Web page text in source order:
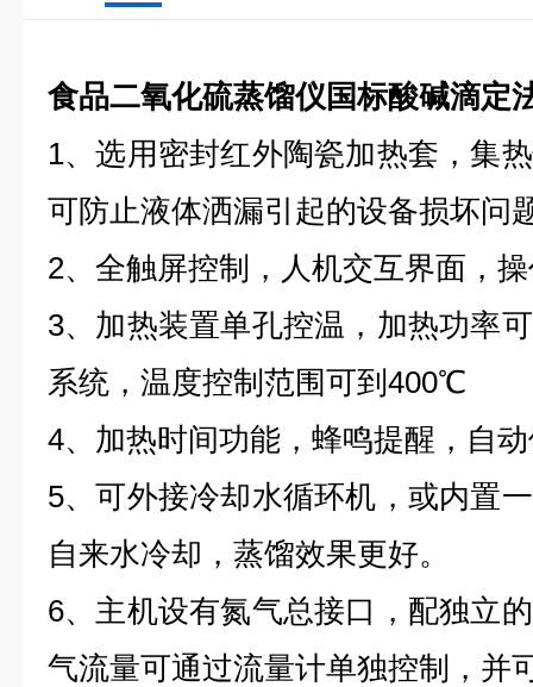
食品二氧化硫蒸馏仪国标酸碱滴定
1、选用密封红外陶瓷加热套，集
可防止液体洒漏引起的设备损坏问
2、全触屏控制，人机交互界面，
3、加热装置单孔控温，加热功率
系统，温度控制范围可到400℃
4、加热时间功能，蜂鸣提醒，自
5、可外接冷却水循环机，或内置
自来水冷却，蒸馏效果更好。
6、主机设有氮气总接口，配独立
气流量可通过流量计单独控制，并